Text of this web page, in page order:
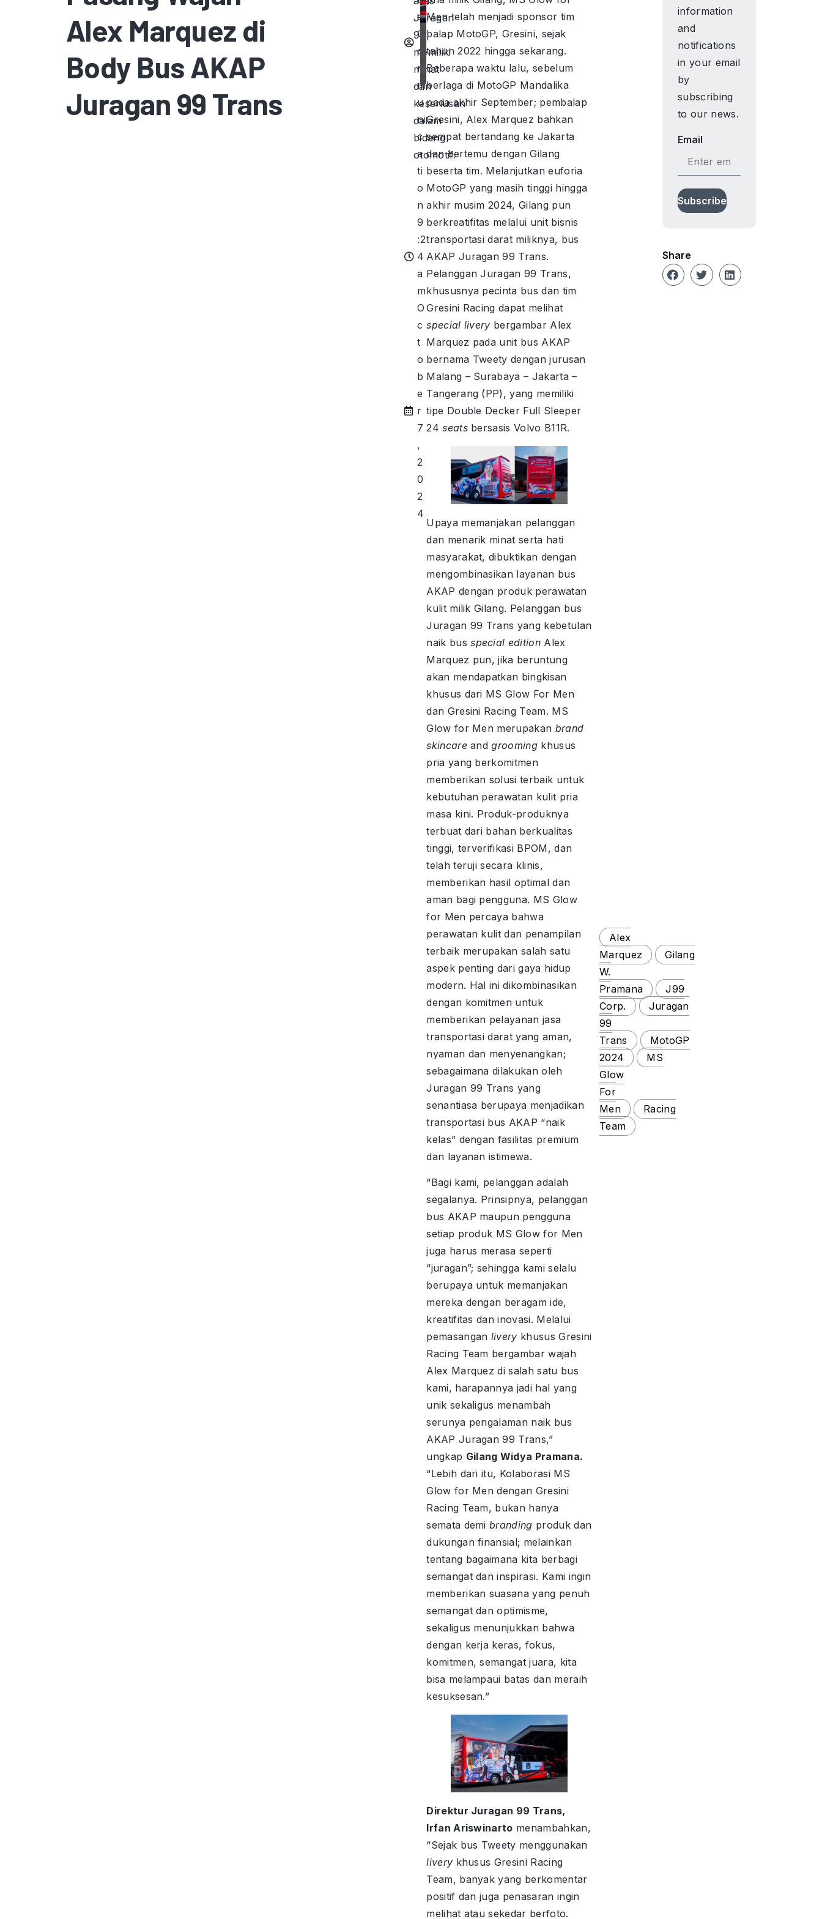
Alex Marquez di
Body Bus AKAP
Juragan 99 Trans
e
C
o
m
m
u
ni
c
a
ti
o
n
9
:2
4
a
m
O
c
t
o
b
e
r
7
,
2
0
2
4
Juragan
99,
memiliki
minat
dan
keseriusan
dalam
bidang
otomotif.
Men telah menjadi sponsor tim
balap MotoGP, Gresini, sejak
tahun 2022 hingga sekarang.
Beberapa waktu lalu, sebelum
berlaga di MotoGP Mandalika
pada akhir September; pembalap
Gresini, Alex Marquez bahkan
sempat bertandang ke Jakarta
dan bertemu dengan Gilang
beserta tim. Melanjutkan euforia
MotoGP yang masih tinggi hingga
akhir musim 2024, Gilang pun
berkreatifitas melalui unit bisnis
transportasi darat miliknya, bus
AKAP Juragan 99 Trans.
Pelanggan Juragan 99 Trans,
khususnya pecinta bus dan tim
Gresini Racing dapat melihat
special livery bergambar Alex
Marquez pada unit bus AKAP
bernama Tweety dengan jurusan
Malang – Surabaya – Jakarta –
Tangerang (PP), yang memiliki
tipe Double Decker Full Sleeper
24 seatsbersasis Volvo B11R.
Upaya memanjakan pelanggan
dan menarik minat serta hati
masyarakat, dibuktikan dengan
mengombinasikan layanan bus
AKAP dengan produk perawatan
kulit milik Gilang. Pelanggan bus
Juragan 99 Trans yang kebetulan
naik busspecial edition Alex
Marquez pun, jika beruntung
akan mendapatkan bingkisan
khusus dari MS Glow For Men
dan Gresini Racing Team. MS
Glow for Men merupakan brand
skincareandgrooming khusus
pria yang berkomitmen
memberikan solusi terbaik untuk
kebutuhan perawatan kulit pria
masa kini. Produk-produknya
terbuat dari bahan berkualitas
tinggi, terverifikasi BPOM, dan
telah teruji secara klinis,
memberikan hasil optimal dan
aman bagi pengguna. MS Glow
for Men percaya bahwa
perawatan kulit dan penampilan
terbaik merupakan salah satu
aspek penting dari gaya hidup
modern. Hal ini dikombinasikan
dengan komitmen untuk
memberikan pelayanan jasa
transportasi darat yang aman,
nyaman dan menyenangkan;
sebagaimana dilakukan oleh
Juragan 99 Trans yang
senantiasa berupaya menjadikan
transportasi bus AKAP “naik
kelas” dengan fasilitas premium
dan layanan istimewa.
“Bagi kami, pelanggan adalah
segalanya. Prinsipnya, pelanggan
bus AKAP maupun pengguna
setiap produk MS Glow for Men
juga harus merasa seperti
“juragan”; sehingga kami selalu
berupaya untuk memanjakan
mereka dengan beragam ide,
kreatifitas dan inovasi. Melalui
pemasangan livery khusus Gresini
Racing Team bergambar wajah
Alex Marquez di salah satu bus
kami, harapannya jadi hal yang
unik sekaligus menambah
serunya pengalaman naik bus
AKAP Juragan 99 Trans,”
ungkap Gilang Widya Pramana.
“Lebih dari itu, Kolaborasi MS
Glow for Men dengan Gresini
Racing Team, bukan hanya
semata demibranding produk dan
dukungan finansial; melainkan
tentang bagaimana kita berbagi
semangat dan inspirasi. Kami ingin
memberikan suasana yang penuh
semangat dan optimisme,
sekaligus menunjukkan bahwa
dengan kerja keras, fokus,
komitmen, semangat juara, kita
bisa melampaui batas dan meraih
kesuksesan.”
Direktur Juragan 99 Trans,
Irfan Ariswinarto menambahkan,
“Sejak bus Tweety menggunakan
livery khusus Gresini Racing
Team, banyak yang berkomentar
positif dan juga penasaran ingin
melihat atau sekedar berfoto.
Alex
Marquez
Gilang
W.
Pramana
J99
Corp.
Juragan
99
Trans
MotoGP
2024
MS
Glow
For
Men
Racing
Team
information
and
notifications
in your email
by
subscribing
to our news.
Email
Subscribe
Share